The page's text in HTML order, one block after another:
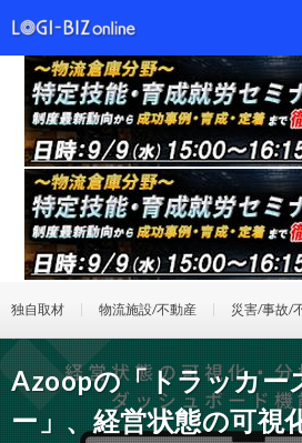
独自取材 物流施設/不動産 災害/事故/
Azoopの「トラッカー
ー」、経営状態の可視